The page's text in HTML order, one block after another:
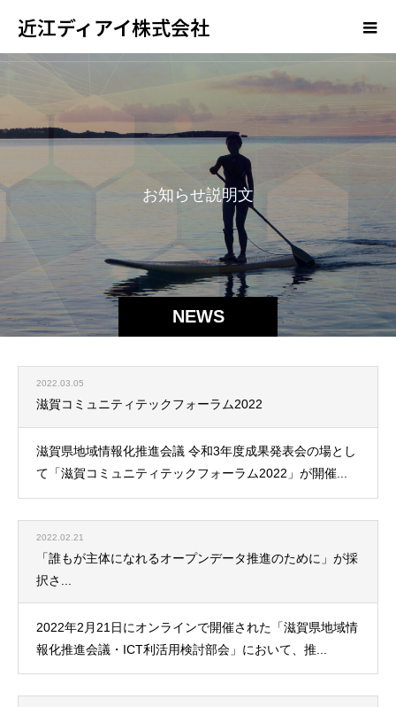
近江ディアイ株式会社
NEWS
お知 らせ説明文
2022.03.05
滋賀コミュニティテックフォーラム2022
滋賀県地域情報化推進会議 令和3年度成果発表会の場とし
て「滋賀コミュニティテックフォーラム2022」が開催...
2022.02.21
「誰もが主体になれるオープンデータ推進のために」が採
択さ...
2022年2月21日にオンラインで開催された「滋賀県地域情
報化推進会議・ICT利活用検討部会」において、推...